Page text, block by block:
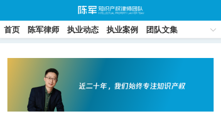
首页 陈军律师 执业动态 执业案例
团队文集